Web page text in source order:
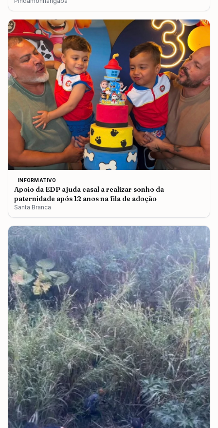
INFORMATIVO
Apoio da EDP ajuda casal a realizar sonho da
paternidade após 12 anos na fila de adoção
Santa Branca